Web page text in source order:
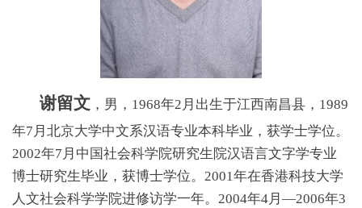
谢留文 ，男，1968年2月出生于江西南昌县，1989
年7月北京大学中文系汉语专业本科毕业，获学士学位。
2002年7月中国社会科学院研究生院汉语言文字学专业
博士研究生毕业，获博士学位。2001年在香港科技大学
人文社会科学学院进修访学一年。2004年4月—2006年3